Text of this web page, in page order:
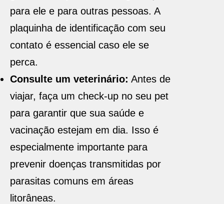
para ele e para outras pessoas. A
plaquinha de identificação com seu
contato é essencial caso ele se
perca.
Consulte um veterinário: Antes de
viajar, faça um check-up no seu pet
para garantir que sua saúde e
vacinação estejam em dia. Isso é
especialmente importante para
prevenir doenças transmitidas por
parasitas comuns em áreas
litorâneas.